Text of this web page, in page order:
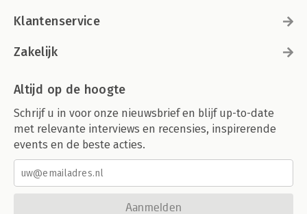
Klantenservice
Zakelijk
Altijd op de hoogte
Schrijf u in voor onze nieuwsbrief en blijf up-to-date
met relevante interviews en recensies, inspirerende
events en de beste acties.
Aanmelden